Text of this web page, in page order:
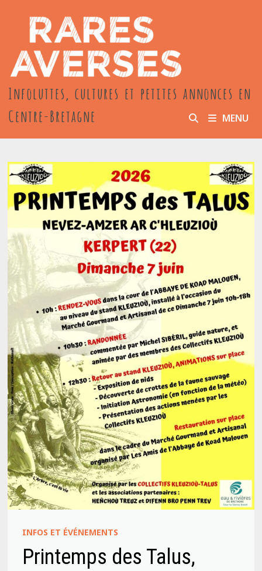
contenu
Infoluttes, cultures et petites annonces en
Centre-Bretagne
MENU
INFOS ET ÉVÉNEMENTS
Printemps des Talus,